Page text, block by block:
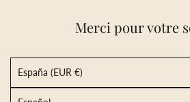
Merci pour votre
España (EUR €)